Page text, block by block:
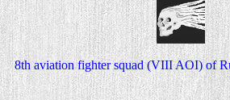
8th aviation fighter squad (VIII AOI) of